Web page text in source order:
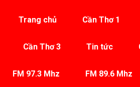
Trang chủ Cần Thơ 1
Cần Thơ 3 Tin tức
FM 97.3 Mhz FM 89.6 Mhz